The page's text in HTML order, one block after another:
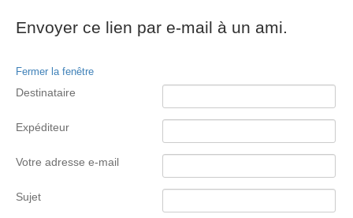
Envoyer ce lien par e-mail à un ami.
Fermer la fenêtre
Destinataire
Expéditeur
Votre adresse e-mail
Sujet